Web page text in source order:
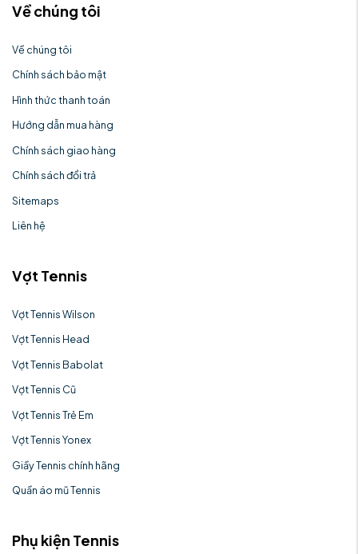
Về chúng tôi
Về chúng tôi
Chính sách bảo mật
Hình thức thanh toán
Hướng dẫn mua hàng
Chính sách giao hàng
Chính sách đổi trả
Sitemaps
Liên hệ
Vợt Tennis
Vợt Tennis Wilson
Vợt Tennis Head
Vợt Tennis Babolat
Vợt Tennis Cũ
Vợt Tennis Trẻ Em
Vợt Tennis Yonex
Giầy Tennis chính hãng
Quần áo mũ Tennis
Phụ kiện Tennis